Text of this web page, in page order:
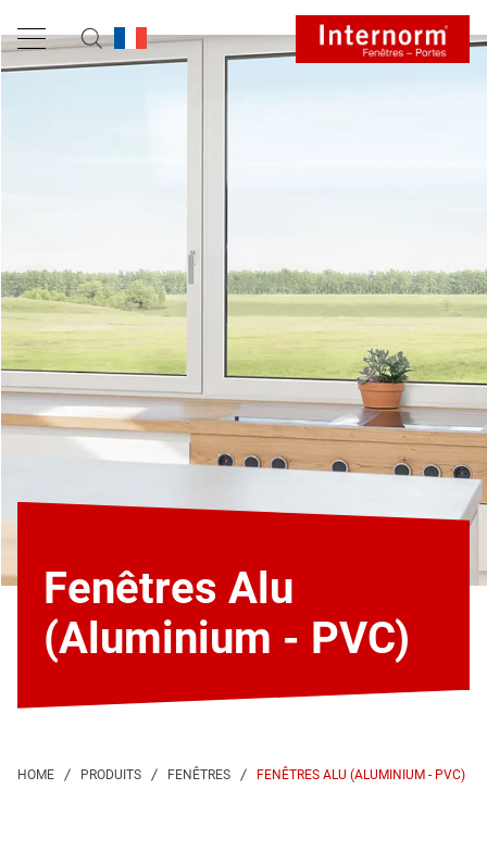
Fenêtres Alu
(Aluminium - PVC)
FENÊTRES ALU (ALUMINIUM - PVC)